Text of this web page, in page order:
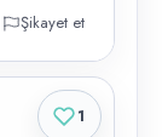
Şikayet et
1